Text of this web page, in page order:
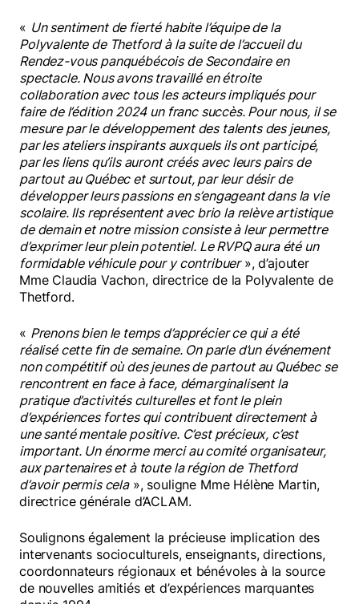
« Un sentiment de fierté habite l’équipe de la
Polyvalente de Thetford à la suite de l’accueil du
Rendez-vous panquébécois de Secondaire en
spectacle. Nous avons travaillé en étroite
collaboration avec tous les acteurs impliqués pour
faire de l’édition 2024 un franc succès. Pour nous, il se
mesure par le développement des talents des jeunes,
par les ateliers inspirants auxquels ils ont participé,
par les liens qu’ils auront créés avec leurs pairs de
partout au Québec et surtout, par leur désir de
développer leurs passions en s’engageant dans la vie
scolaire. Ils représentent avec brio la relève artistique
de demain et notre mission consiste à leur permettre
d’exprimer leur plein potentiel. Le RVPQ aura été un
formidable véhicule pour y contribuer», d’ajouter
Mme Claudia Vachon, directrice de la Polyvalente de
Thetford.
« Prenons bien le temps d’apprécier ce qui a été
réalisé cette fin de semaine. On parle d’un événement
non compétitif où des jeunes de partout au Québec se
rencontrent en face à face, démarginalisent la
pratique d’activités culturelles et font le plein
d’expériences fortes qui contribuent directement à
une santé mentale positive. C’est précieux, c’est
important. Un énorme merci au comité organisateur,
aux partenaires et à toute la région de Thetford
d’avoir permis cela», souligne Mme Hélène Martin,
directrice générale d’ACLAM.
Soulignons également la précieuse implication des
intervenants socioculturels, enseignants, directions,
coordonnateurs régionaux et bénévoles à la source
de nouvelles amitiés et d’expériences marquantes